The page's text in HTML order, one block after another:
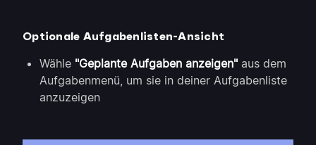
Optionale Aufgabenlisten-Ansicht
Wähle "Geplante Aufgaben anzeigen" aus dem
Aufgabenmenü, um sie in deiner Aufgabenliste
anzuzeigen